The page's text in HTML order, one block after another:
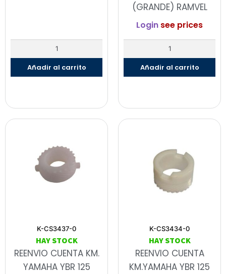
Añadir al carrito
(GRANDE) RAMVEL
Login see prices
Añadir al carrito
K-CS3437-0
HAY STOCK
REENVIO CUENTA KM.
YAMAHA YBR 125
K-CS3434-0
HAY STOCK
REENVIO CUENTA
KM.YAMAHA YBR 125